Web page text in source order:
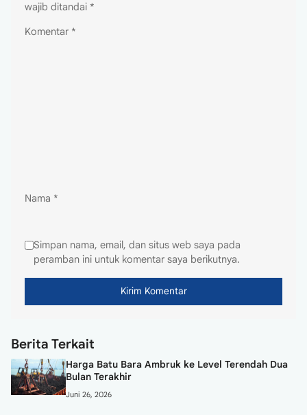
wajib ditandai *
Komentar *
Nama *
Simpan nama, email, dan situs web saya pada
peramban ini untuk komentar saya berikutnya.
Berita Terkait
Harga Batu Bara Ambruk ke Level Terendah Dua
Bulan Terakhir
Juni 26, 2026